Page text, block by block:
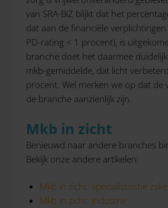
van SRA-BiZ blijkt dat het
dat aan de financiële
PD-rating < 1 procent), is
branche doet het daarmee
mkb-gemiddelde, dat licht
procent. Wel merken we op dat de
de branche aanzienlijk zijn.
Mkb in zicht
Benieuwd naar andere branches
Bekijk onze andere artikelen:
Mkb in zicht: specialistische
Mkb in zicht: industrie